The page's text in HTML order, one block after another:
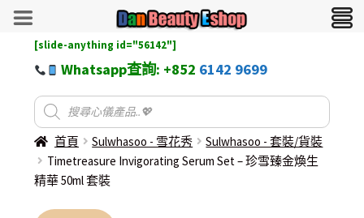
[slide-anything id="56142"]
Whatsapp查詢: +852 6142 9699
首頁 Sulwhasoo - 雪花秀
Sulwhasoo - 套裝/貨裝
Timetreasure Invigorating Serum Set – 珍雪臻金煥生
精華 50ml 套裝